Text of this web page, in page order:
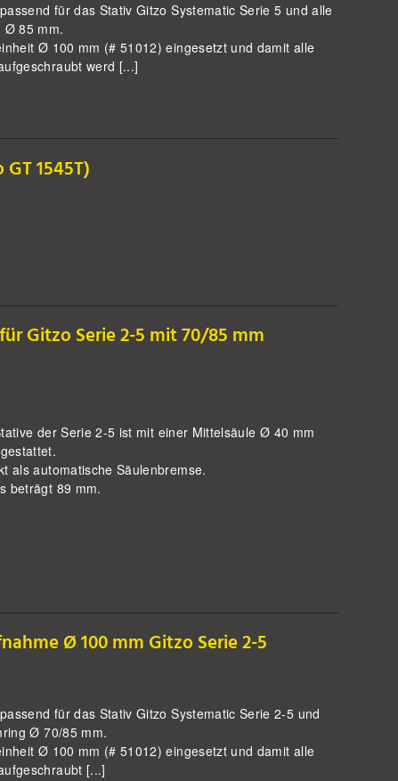
für das Stativ Gitzo Systematic Serie 5 und alle
Ø 85 mm.
Ø 100 mm (# 51012) eingesetzt und damit alle
werd [...]
1545T)
Gitzo Serie 2-5 mit 70/85 mm
der Serie 2-5 ist mit einer Mittelsäule Ø 40 mm
als automatische Säulenbremse.
beträgt 89 mm.
Ø 100 mm Gitzo Serie 2-5
für das Stativ Gitzo Systematic Serie 2-5 und
Ø 70/85 mm.
Ø 100 mm (# 51012) eingesetzt und damit alle
[...]